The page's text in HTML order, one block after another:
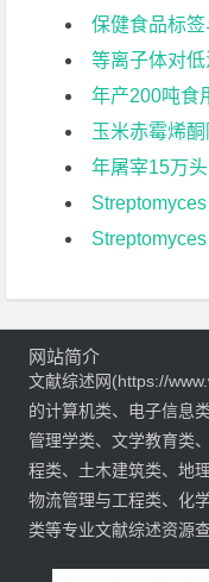
保健食品标
等离子体对低温
年产200吨食
玉米赤霉烯
年屠宰15万
Streptomyces
Streptomyces
网站简介
文献综述网(https://
的计算机类、电子信息
管理学类、文学教育类
程类、土木建筑类、地
物流管理与工程类、化
类等专业文献综述资源